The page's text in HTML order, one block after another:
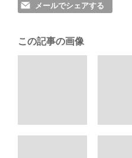
メールでシェアする
この記事の画像